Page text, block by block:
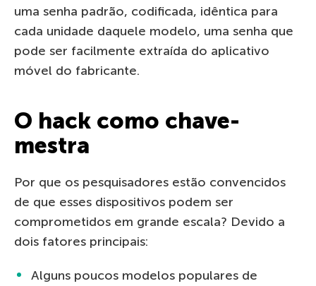
uma senha padrão, codificada, idêntica para
cada unidade daquele modelo, uma senha que
pode ser facilmente extraída do aplicativo
móvel do fabricante.
O hack como chave-
mestra
Por que os pesquisadores estão convencidos
de que esses dispositivos podem ser
comprometidos em grande escala? Devido a
dois fatores principais:
Alguns poucos modelos populares de